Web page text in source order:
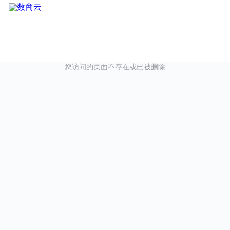
您访问的页面不存在或已被删除